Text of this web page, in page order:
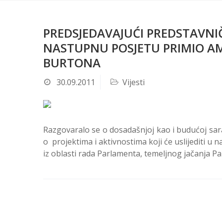
PREDSJEDAVAJUĆI
NASTUPNU POSJETU PRIMIO
BURTONA
30.09.2011 Vijesti
Razgovaralo se o dosadašnjoj kao i budućoj
o projektima i aktivnostima koji će uslijediti u
iz oblasti rada Parlamenta, temeljnog jačanja